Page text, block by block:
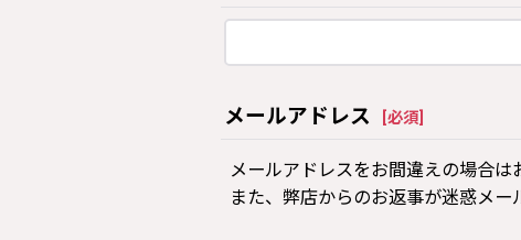
メールアドレス 必須
メールアドレスをお間違えの場合は
また、弊店からのお返事が迷惑メ